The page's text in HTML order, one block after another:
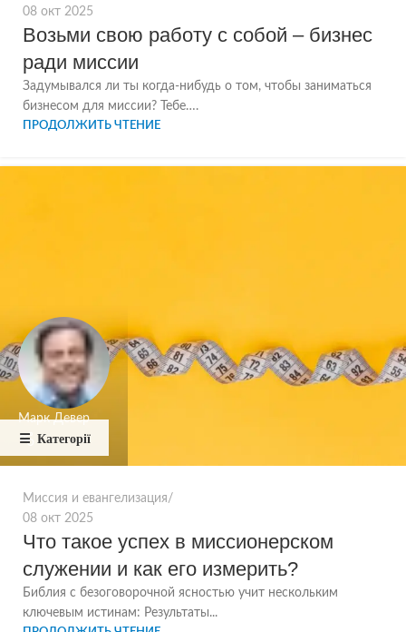
08 окт 2025
Возьми свою работу с собой – бизнес
ради миссии
Задумывался ли ты когда-нибудь о том, чтобы заниматься
бизнесом для миссии? Тебе….
ПРОДОЛЖИТЬ ЧТЕНИЕ
Марк Девер
Миссия и евангелизация
08 окт 2025
Что такое успех в миссионерском
служении и как его измерить?
Библия с безоговорочной ясностью учит нескольким
ключевым истинам: Результаты...